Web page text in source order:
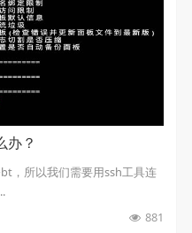
办？
，所以我们需要用ssh工具连
881